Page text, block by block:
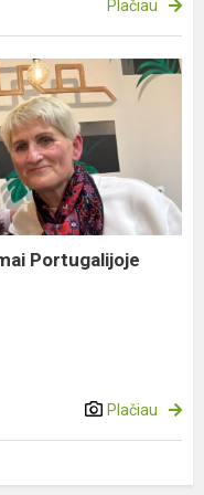
Plačiau
Portugalijoje
Plačiau